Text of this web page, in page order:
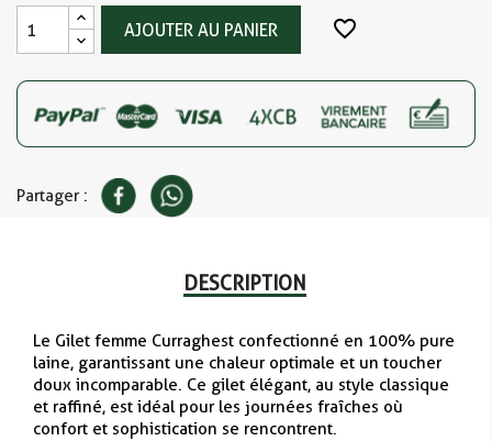
AJOUTER AU PANIER favorite_border
Partager :
DESCRIPTION
Le Gilet femme Curragh est confectionné en 100% pure
laine, garantissant une chaleur optimale et un toucher
doux incomparable. Ce gilet élégant, au style classique
et raffiné, est idéal pour les journées fraîches où
confort et sophistication se rencontrent.